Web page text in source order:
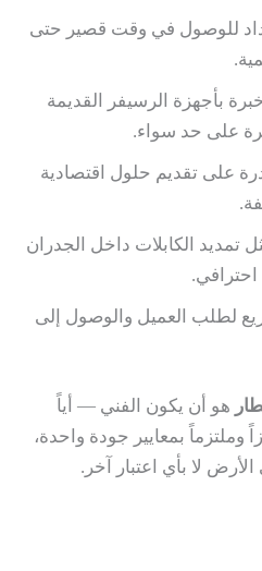
للوصول في وقت قصير حتى
بأجهزة الرسيفر القديمة
على حد سواء.
على تقديم حلول اقتصادية
تمديد الكابلات داخل الجدران
لطلب العميل والوصول إلى
هو أن يكون الفني — أياً
بمعايير جودة واحدة،
لا بأي اعتبار آخر.